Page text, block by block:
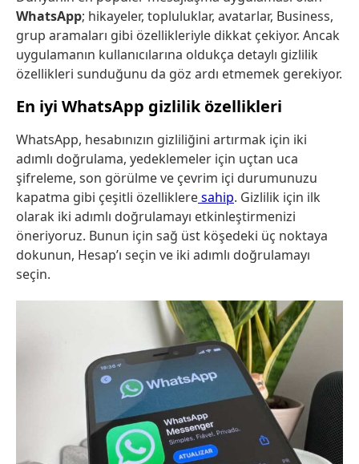
WhatsApp; hikayeler, topluluklar, avatarlar, Business,
grup aramaları gibi özellikleriyle dikkat çekiyor. Ancak
uygulamanın kullanıcılarına oldukça detaylı gizlilik
özellikleri sunduğunu da göz ardı etmemek gerekiyor.
En iyi WhatsApp gizlilik özellikleri
WhatsApp, hesabınızın gizliliğini artırmak için iki
adımlı doğrulama, yedeklemeler için uçtan uca
şifreleme, son görülme ve çevrim içi durumunuzu
kapatma gibi çeşitli özellikleresahip. Gizlilik için ilk
olarak iki adımlı doğrulamayı etkinleştirmenizi
öneriyoruz. Bunun için sağ üst köşedeki üç noktaya
dokunun, Hesap’ı seçin ve iki adımlı doğrulamayı
seçin.